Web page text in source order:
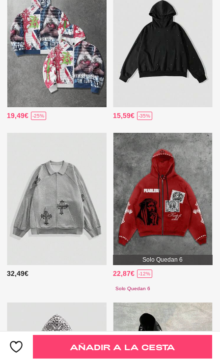
19,49€ -25% 15,59€ -35%
32,49€
Solo Quedan 6
22,87€ -12%
Solo Quedan 6
AÑADIR A LA CESTA